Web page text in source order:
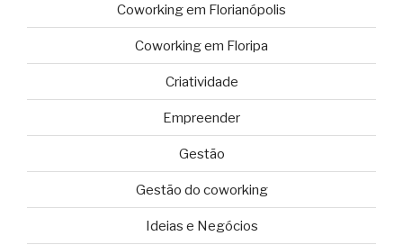
Coworking em Florianópolis
Coworking em Floripa
Criatividade
Empreender
Gestão
Gestão do coworking
Ideias e Negócios